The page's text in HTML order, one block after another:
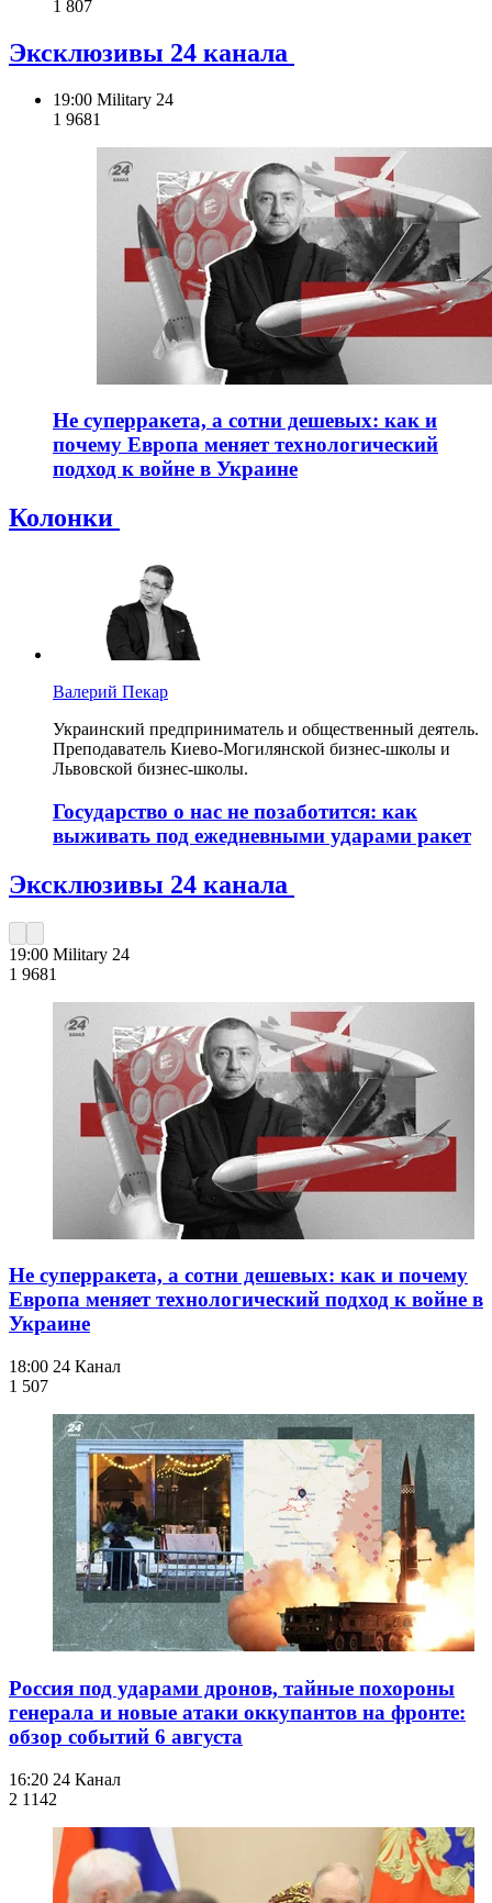
1 807
Эксклюзивы 24 канала
19:00 Military 24
1 9681
Не суперракета, а сотни дешевых: как и
почему Европа меняет технологический
подход к войне в Украине
Колонки
Валерий Пекар
Украинский предприниматель и общественный деятель.
Преподаватель Киево-Могилянской бизнес-школы и
Львовской бизнес-школы.
Государство о нас не позаботится: как
выживать под ежедневными ударами ракет
Эксклюзивы 24 канала
19:00 Military 24
1 9681
Не суперракета, а сотни дешевых: как и почему
Европа меняет технологический подход к войне в
Украине
18:00 24 Канал
1 507
Россия под ударами дронов, тайные похороны
генерала и новые атаки оккупантов на фронте:
обзор событий 6 августа
16:20 24 Канал
2 1142